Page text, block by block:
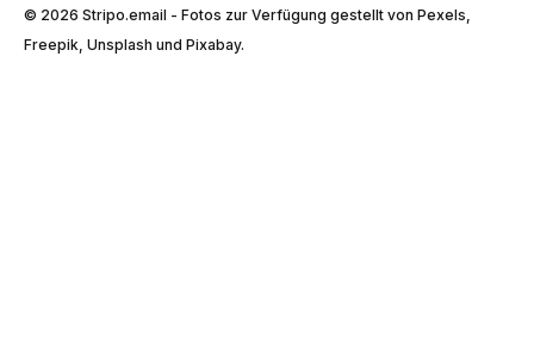
© 2026 Stripо.email - Fotos zur Verfügung gestellt von Pexels,
Freepik, Unsplash und Pixabay.